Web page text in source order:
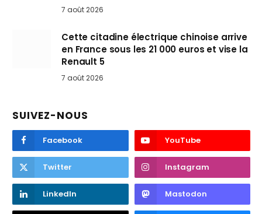
7 août 2026
Cette citadine électrique chinoise arrive
en France sous les 21 000 euros et vise la
Renault 5
7 août 2026
SUIVEZ-NOUS
Facebook YouTube
Twitter Instagram
LinkedIn Mastodon